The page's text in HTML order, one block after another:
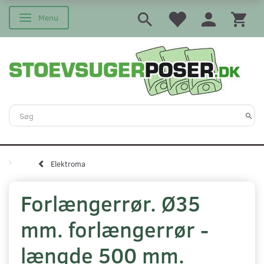
Skifte navigation
Menu
Elektroma
Forlængerrør. Ø35
mm. forlængerrør -
længde 500 mm.